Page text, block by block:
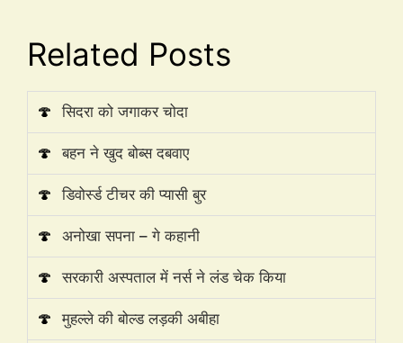
Related Posts
🍄 सिदरा को जगाकर चोदा
🍄 बहन ने खुद बोब्स दबवाए
🍄 डिवोर्स्ड टीचर की प्यासी बुर
🍄 अनोखा सपना – गे कहानी
🍄 सरकारी अस्पताल में नर्स ने लंड चेक किया
🍄 मुहल्ले की बोल्ड लड़की अबीहा